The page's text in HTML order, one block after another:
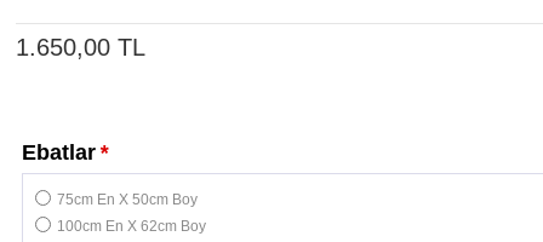
1.650,00 TL
*
Ebatlar
75cm En X 50cm Boy
100cm En X 62cm Boy